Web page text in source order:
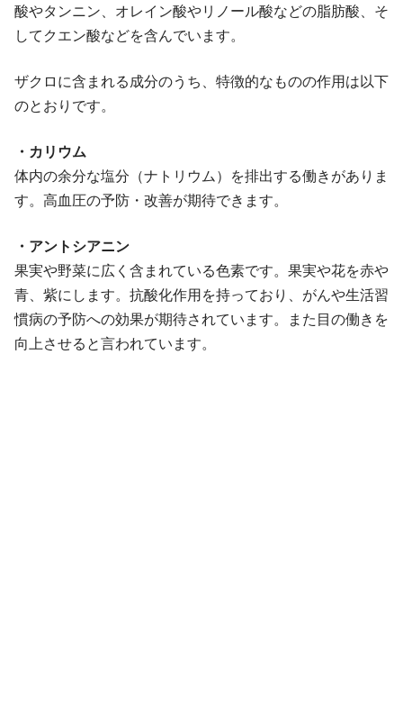
酸やタンニン、オレイン酸やリノール酸などの脂肪酸、そ
してクエン酸などを含んでいます。
ザクロに含まれる成分のうち、特徴的なものの作用は以下
のとおりです。
・カリウム
体内の余分な塩分（ナトリウム）を排出する働きがありま
す。高血圧の予防・改善が期待できます。
・アントシアニン
果実や野菜に広く含まれている色素です。果実や花を赤や
青、紫にします。抗酸化作用を持っており、がんや生活習
慣病の予防への効果が期待されています。また目の働きを
向上させると言われています。